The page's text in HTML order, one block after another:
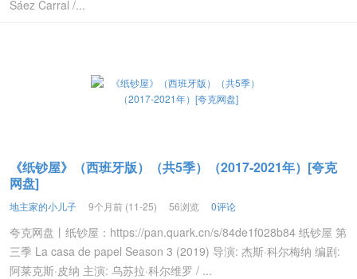
Sáez Carral /...
《纸钞屋》（西班牙版）（共5季）（2017-2021年）[夸克
网盘]
地主家的小儿子 9个月前 (11-25) 56浏览 0评论
夸克网盘丨纸钞屋：https://pan.quark.cn/s/84de1f028b84 纸钞屋 第
三季 La casa de papel Season 3 (2019) 导演: 杰斯·科尔梅纳 编剧:
阿莱克斯·皮纳 主演: 乌苏拉·科尔维罗 / ...